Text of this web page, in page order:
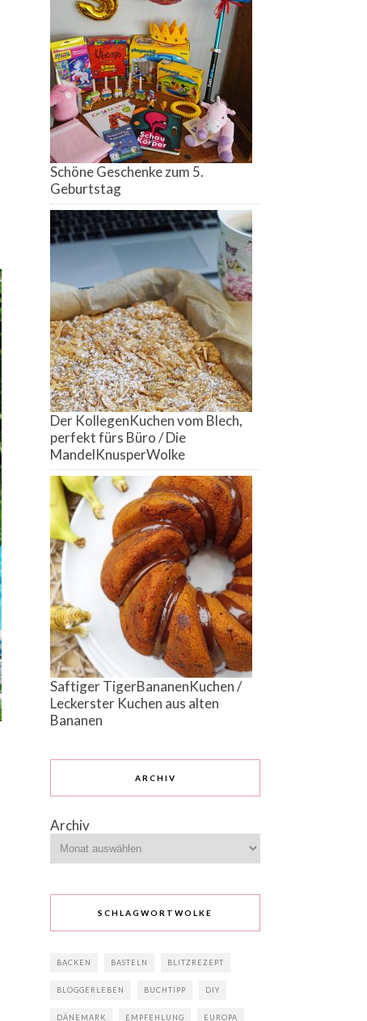
Schöne Geschenke zum 5.
Geburtstag
Der KollegenKuchen vom Blech,
perfekt fürs Büro / Die
MandelKnusperWolke
Saftiger TigerBananenKuchen /
Leckerster Kuchen aus alten
Bananen
ARCHIV
Archiv
SCHLAGWORTWOLKE
BACKEN BASTELN BLITZREZEPT
BLOGGERLEBEN BUCHTIPP DIY
DÄNEMARK EMPFEHLUNG EUROPA